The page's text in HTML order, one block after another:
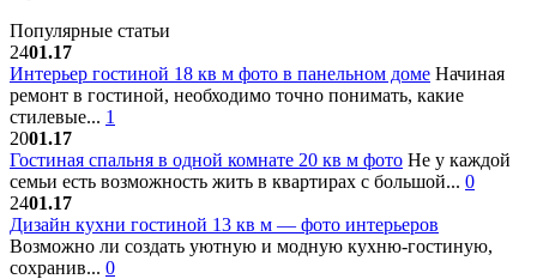
Популярные статьи
2401.17
Интерьер гостиной 18 кв м фото в панельном доме Начиная
ремонт в гостиной, необходимо точно понимать, какие
стилевые... 1
2001.17
Гостиная спальня в одной комнате 20 кв м фото Не у каждой
семьи есть возможность жить в квартирах с большой... 0
2401.17
Дизайн кухни гостиной 13 кв м — фото интерьеров
Возможно ли создать уютную и модную кухню-гостиную,
сохранив... 0